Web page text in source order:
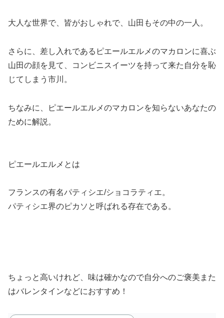
大人な世界で、皆がおしゃれで、山田もその中の一人。
さらに、 差し入れであるピエールエルメのマカロンに喜ぶ
山田の顔を見て、コンビニスイーツを持って来た自分を恥
じてしまう市川。
ちなみに、ピエールエルメのマカロンを知らないあなたの
ために解説。
ピエールエルメとは
フランスの有名パティシエ/ショコラティエ。
パティシエ界のピカソと呼ばれる存在である。
ちょっと高いけれど、味は確かなので自分へのご褒美また
はバレンタインなどにおすすめ！